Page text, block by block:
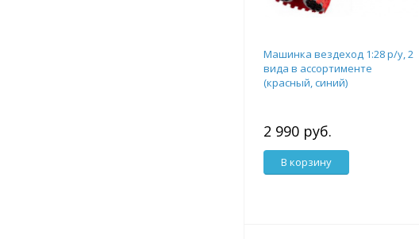
Машинка вездеход 1:28 р/у, 2
вида в ассортименте
(красный, синий)
2 990 руб.
В корзину